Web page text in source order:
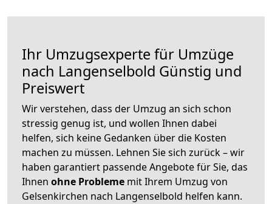
Ihr Umzugsexperte für Umzüge
nach Langenselbold Günstig und
Preiswert
Wir verstehen, dass der Umzug an sich schon
stressig genug ist, und wollen Ihnen dabei
helfen, sich keine Gedanken über die Kosten
machen zu müssen. Lehnen Sie sich zurück – wir
haben garantiert passende Angebote für Sie, das
Ihnen ohne Probleme mit Ihrem Umzug von
Gelsenkirchen nach Langenselbold helfen kann.